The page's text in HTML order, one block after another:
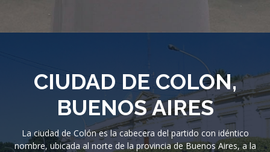
CIUDAD DE COLON,
BUENOS AIRES
La ciudad de Colón es la cabecera del partido con idéntico
nombre, ubicada al norte de la provincia de Buenos Aires, a la